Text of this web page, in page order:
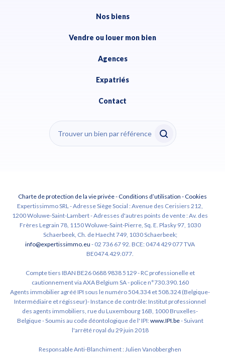
Nos biens
Vendre ou louer mon bien
Agences
Expatriés
Contact
Charte de protection de la vie privée-Conditions d’utilisation -Cookies
Expertissimmo SRL - Adresse Siège Social : Avenue des Cerisiers 212,
1200 Woluwe-Saint-Lambert - Adresses d'autres points de vente : Av. des
Frères Legrain 78, 1150 Woluwe-Saint-Pierre, Sq. E. Plasky 97, 1030
Schaerbeek, Ch. de Haecht 749, 1030 Schaerbeek;
info@expertissimmo.eu - 02 736 67 92. BCE: 0474 429 077 TVA
BE0474.429.077.
Compte tiers IBAN BE26 0688 9838 5129 - RC professionelle et
cautionnement via AXA Belgium SA - police n°730.390.160
Agents immobilier agréé IPI sous le numéro 504.334 et 508.324 (Belgique-
Intermédiaire et régisseur)- Instance de contrôle: Institut professionnel
des agents immobiliers, rue du Luxembourg 16B, 1000 Bruxelles-
Belgique - Soumis au code déontologique de l' IPI:www.IPI.be- Suivant
l'arrêté royal du 29 juin 2018
Responsable Anti-Blanchiment : Julien Vanobberghen